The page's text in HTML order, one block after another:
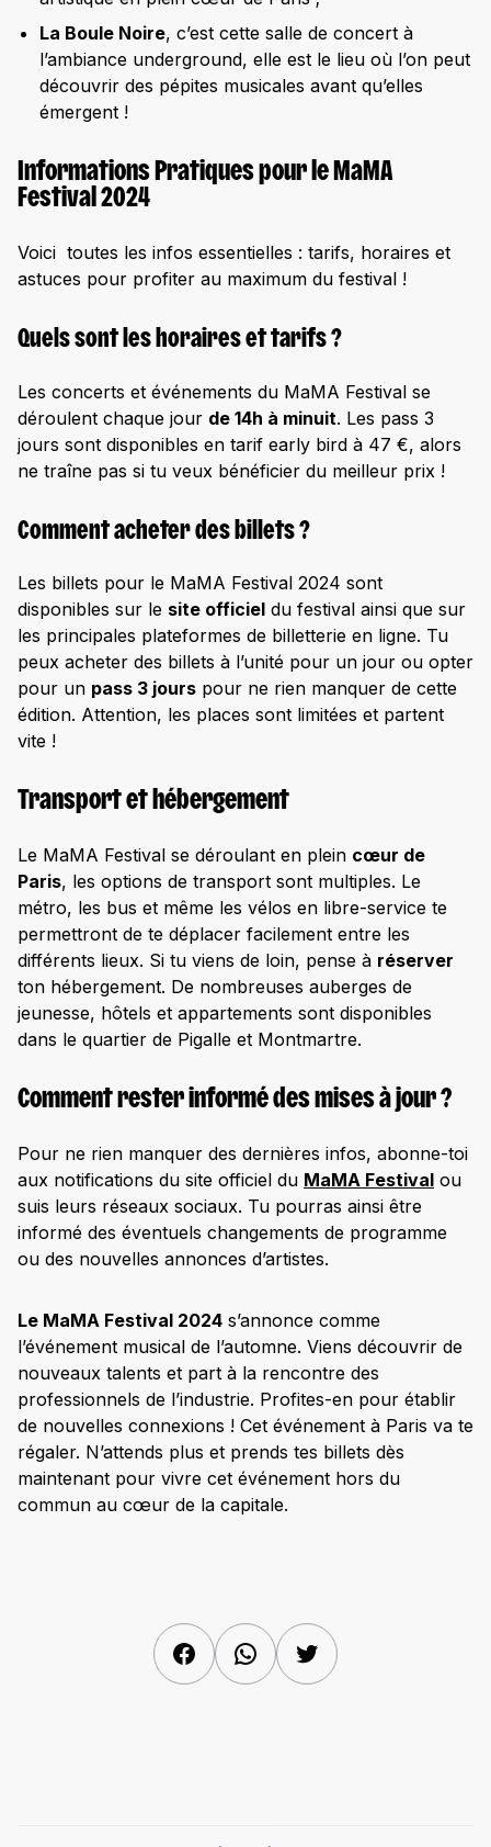
La Boule Noire, c’est cette salle de concert à
l’ambiance underground, elle est le lieu où l’on peut
découvrir des pépites musicales avant qu’elles
émergent !
Informations Pratiques pour le MaMA
Festival 2024
Voici toutes les infos essentielles : tarifs, horaires et
astuces pour profiter au maximum du festival !
Quels sont les horaires et tarifs ?
Les concerts et événements du MaMA Festival se
déroulent chaque jour de 14h à minuit. Les pass 3
jours sont disponibles en tarif early bird à 47 €, alors
ne traîne pas si tu veux bénéficier du meilleur prix !
Comment acheter des billets ?
Les billets pour le MaMA Festival 2024 sont
disponibles sur le site officiel du festival ainsi que sur
les principales plateformes de billetterie en ligne. Tu
peux acheter des billets à l’unité pour un jour ou opter
pour un pass 3 jours pour ne rien manquer de cette
édition. Attention, les places sont limitées et partent
vite !
Transport et hébergement
Le MaMA Festival se déroulant en plein cœur de
Paris, les options de transport sont multiples. Le
métro, les bus et même les vélos en libre-service te
permettront de te déplacer facilement entre les
différents lieux. Si tu viens de loin, pense à réserver
ton hébergement. De nombreuses auberges de
jeunesse, hôtels et appartements sont disponibles
dans le quartier de Pigalle et Montmartre.
Comment rester informé des mises à jour ?
Pour ne rien manquer des dernières infos, abonne-toi
aux notifications du site officiel du MaMA Festival ou
suis leurs réseaux sociaux. Tu pourras ainsi être
informé des éventuels changements de programme
ou des nouvelles annonces d’artistes.
Le MaMA Festival 2024 s’annonce comme
l’événement musical de l’automne. Viens découvrir de
nouveaux talents et part à la rencontre des
professionnels de l’industrie. Profites-en pour établir
de nouvelles connexions ! Cet événement à Paris va te
régaler. N’attends plus et prends tes billets dès
maintenant pour vivre cet événement hors du
commun au cœur de la capitale.
FacebookWhatsAppTwitter